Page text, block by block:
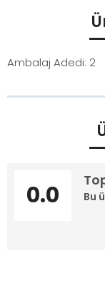
Ambalaj Adedi: 2
Bu
0.0